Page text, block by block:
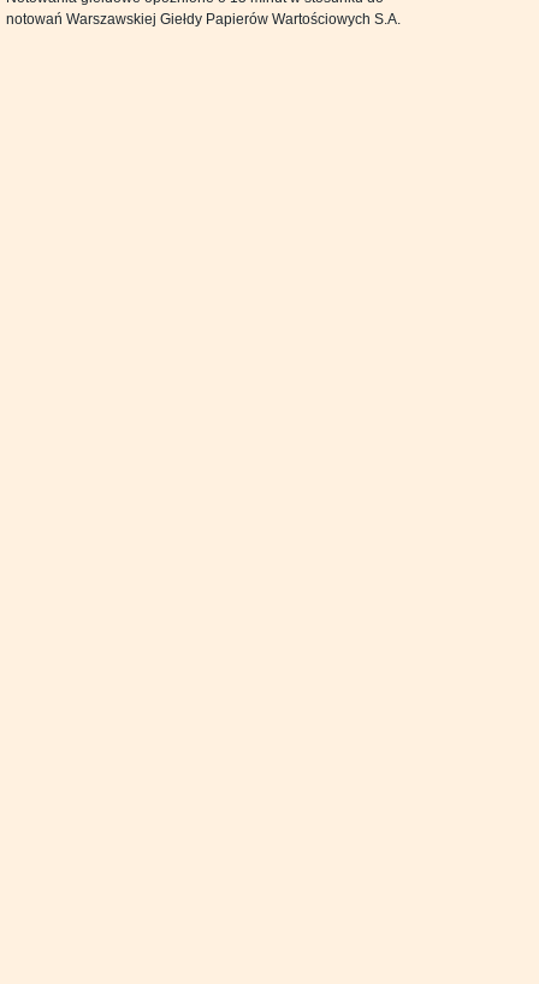
notowań Warszawskiej Giełdy Papierów Wartościowych S.A.